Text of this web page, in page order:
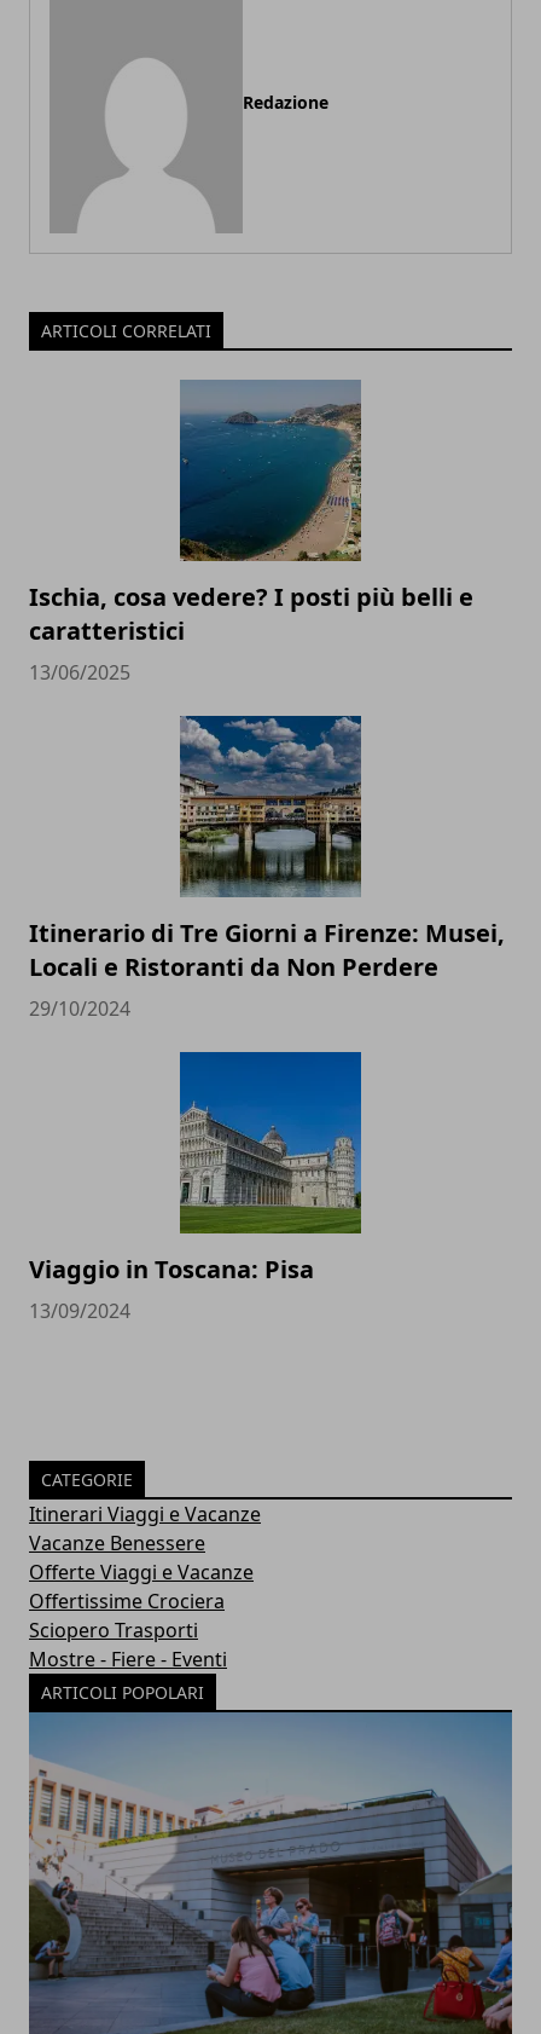
Redazione
ARTICOLI CORRELATI
Ischia, cosa vedere? I posti più belli e
caratteristici
13/06/2025
Itinerario di Tre Giorni a Firenze: Musei,
Locali e Ristoranti da Non Perdere
29/10/2024
Viaggio in Toscana: Pisa
13/09/2024
CATEGORIE
Itinerari Viaggi e Vacanze
Vacanze Benessere
Offerte Viaggi e Vacanze
Offertissime Crociera
Sciopero Trasporti
Mostre - Fiere - Eventi
ARTICOLI POPOLARI